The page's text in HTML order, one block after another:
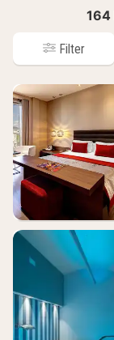
164
Filter